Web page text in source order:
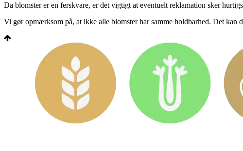
Da blomster er en ferskvare, er det vigtigt at eventuelt reklamation sker
Vi gør opmærksom på, at ikke alle blomster har samme holdbarhed. Det kan